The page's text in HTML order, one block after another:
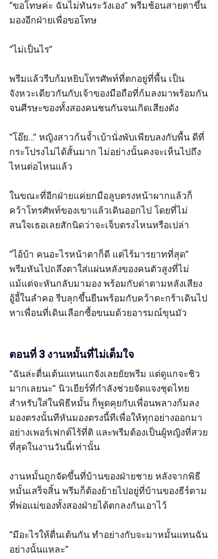
“ขอโทษค่ะ ฉันไม่ทันระวังเอง” พรีมช้อนสายตาขึ้น
มองอีกฝ่ายเพื่อขอโทษ
“ไม่เป็นไร”
พรีมแล้วรีบก้มหยิบโทรศัพท์ที่ตกอยู่ที่พื้น เป็น
จังหวะเดียวกันกับเจ้าของมือถือที่ก้มลงมาพร้อมกัน
จนศีรษะของทั้งสองคนชนกันจนเกิดเสียงดัง
“โอ๊ย…” หญิงสาวก้นจ้ำเบ้านั่งพับเพียบลงกับพื้น ดีที่
กระโปรงไม่ได้สั้นมาก ไม่อย่างนั้นคงจะเห็นไปถึง
ไหนต่อไหนแล้ว
ในขณะที่อีกฝ่ายแค่ยกมือลูบตรงหน้าผากแล้วก็
คว้าโทรศัพท์ของเขาแล้วเดินออกไป โดยที่ไม่
สนใจเธอเลยสักนิดว่าจะเจ็บตรงไหนหรือเปล่า
“ไอ้บ้า คนอะไรหน้าตาก็ดี แต่ไร้มารยาทที่สุด”
พรีมหันไปถลึงตาใส่แผ่นหลังของคนตัวสูงที่ไม่
แม้แต่จะหันกลับมามอง พร้อมกับด่าตามหลังเสียง
อู้อี้ในลำคอ รีบลุกขึ้นยืนพร้อมกับคว้าตะกร้าเดินไป
หาเพื่อนที่เดินเลือกซื้อขนมด้วยอารมณ์ขุนมัว
ตอนที่ 3 งานหมั้นที่ไม่เต็มใจ
“ฉันล่ะตื่นเต้นแทนแกจังเลยยัยพรีม แต่ดูแกจะชิว
มากเลยนะ” นิวเยียร์ที่กำลังช่วยจัดแจงชุดไทย
สำหรับใส่ในพิธีหมั้น ก็พูดคุยกับเพื่อนพลางก้มลง
มองตรงนั้นทีหันมองตรงนี้ทีเพื่อให้ทุกอย่างออกมา
อย่างเพอร์เฟกต์ไร้ที่ติ และพรีมต้องเป็นผู้หญิงที่สวย
ที่สุดในงานวันนี้เท่านั้น
งานหมั้นถูกจัดขึ้นที่บ้านของฝ่ายชาย หลังจากพิธี
หมั้นเสร็จสิ้น พรีมก็ต้องย้ายไปอยู่ที่บ้านของธีร์ตาม
ที่พ่อแม่ของทั้งสองฝ่ายได้ตกลงกันเอาไว้
“มีอะไรให้ตื่นเต้นกัน ทำอย่างกับจะมาหมั้นแทนฉัน
อย่างนั้นแหละ”